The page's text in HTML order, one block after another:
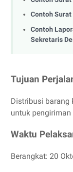
Contoh
Contoh
Sekretaris
Tujuan
Distribusi barang
untuk pengiriman
Waktu
Berangkat: 20